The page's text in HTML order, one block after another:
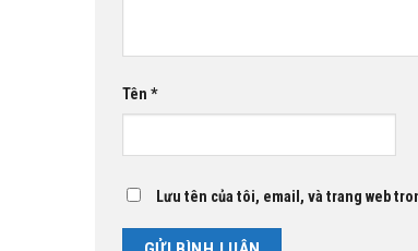
Tên *
Lưu tên của tôi, email, và trang web